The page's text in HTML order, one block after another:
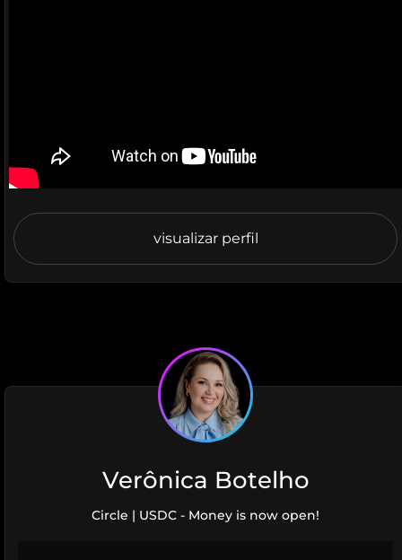
visualizar perfil
Verônica Botelho
Circle | USDC - Money is now open!